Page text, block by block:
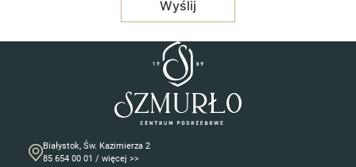
Białystok, Św. Kazimierza 2
85 654 00 01 / więcej >>